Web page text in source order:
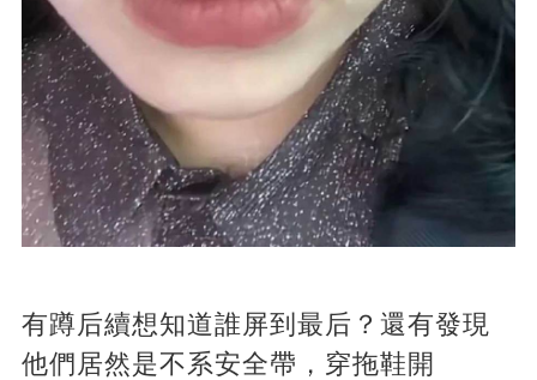
有蹲后續想知道誰屏到最后？還有發現
他們居然是不系安全帶，穿拖鞋開